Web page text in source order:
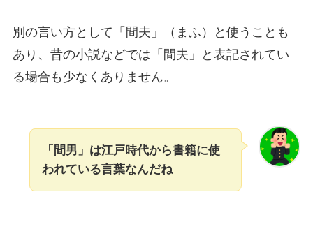
別の言い方として「間夫」（まふ）と使うことも
あり、昔の小説などでは「間夫」と表記されてい
る場合も少なくありません。
「間男」は江戸時代から書籍に使
われている言葉なんだね